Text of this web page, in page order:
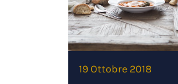
19 Ottobre 2018